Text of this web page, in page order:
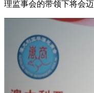
理监事会的带领下将会